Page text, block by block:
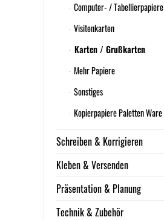
Computer- / Tabellierpapiere
Visitenkarten
Karten / Grußkarten
Mehr Papiere
Sonstiges
Kopierpapiere Paletten Ware
Schreiben & Korrigieren
Kleben & Versenden
Präsentation & Planung
Technik & Zubehör